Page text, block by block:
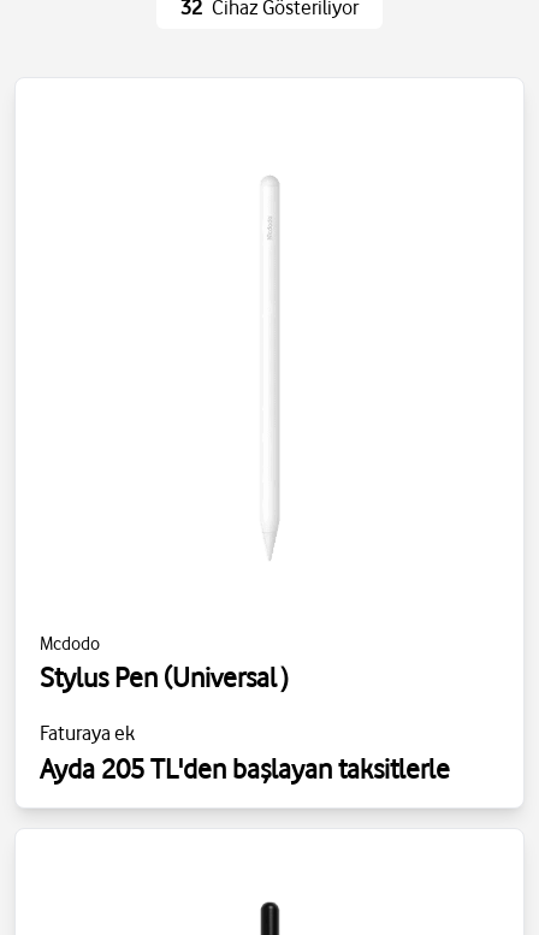
32 Cihaz Gösteriliyor
Mcdodo
Stylus Pen (Universal）
Faturaya ek
Ayda 205 TL'den başlayan taksitlerle